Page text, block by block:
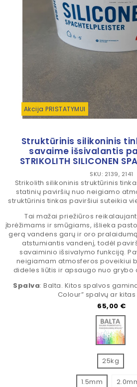
Akcija PRISTATYMUI
Struktūrinis silikoninis
savaime išsivalantis
STRIKOLITH SILICONEN
SKU: 2139, 2141
Strikolith silikoninis struktūrinis
statinių paviršių nuo neigiamo
struktūrinis tinkas paviršiui suteikia
Tai mažai priežiūros
įbrėžimams ir smūgiams, išlieka
gerą vandens garų ir oro
atstumiantis vandenį, todėl
savaiminio išsivalymo funkciją.
neigiamam atmosferos poveikiui
dideles liūtis ir apsaugo nuo grybo
Spalva: Balta. Kitos spalvos
Colour” spalvų ar
Kaina
65,00 €
Bazė
25kg
1.5mm